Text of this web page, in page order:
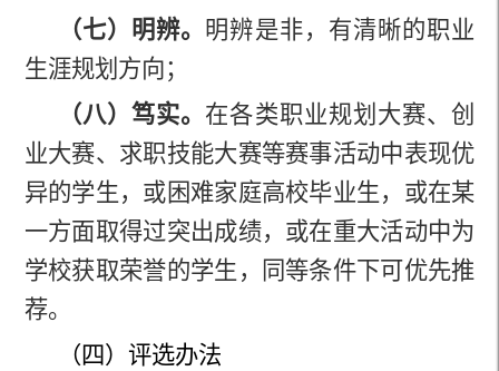
（七）明辨。 明辨是非，有清晰的职业
生涯规划方向；
（八）笃实。 在各类职业规划大赛、创
业大赛、求职技能大赛等赛事活动中表现优
异的学生，或困难家庭高校毕业生，或在某
一方面取得过突出成绩，或在重大活动中为
学校获取荣誉的学生，同等条件下可优先推
荐。
（四）评选办法